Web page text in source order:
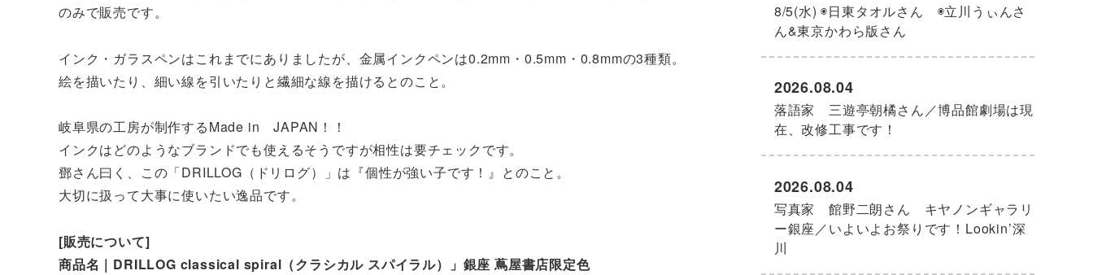
のみで販売です。
インク・ガラスペンはこれまでにありましたが、金属インクペンは0.2mm・0.5mm・0.8mmの3種類。
絵を描いたり、細い線を引いたりと繊細な線を描けるとのこと。
岐阜県の工房が制作するMade in JAPAN！！
インクはどのようなブランドでも使えるそうですが相性は要チェックです。
鄧さん曰く、この「DRILLOG（ドリログ）」は『個性が強い子です！』とのこと。
大切に扱って大事に使いたい逸品です。
[販売について]
商品名｜DRILLOG classical spiral（クラシカル スパイラル）」銀座 蔦屋書店限定色
8/5(水) ◉日東タオルさん ◉立川うぃんさ
ん&東京かわら版さん
落語家 三遊亭朝橘さん／博品館劇場は現
在、改修工事です！
2026.08.04
写真家 館野二朗さん キヤノンギャラリ
ー銀座／いよいよお祭りです！Lookin’深
川
2026.08.04